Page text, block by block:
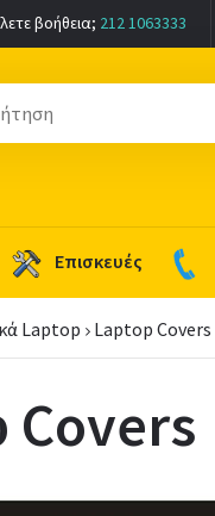
βοήθεια; 212 1063333
Επισκευές
Laptop Laptop Covers
Covers